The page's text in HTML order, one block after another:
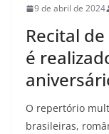
9 de abril de 2024
Recital
é
O repertório
brasileiras,